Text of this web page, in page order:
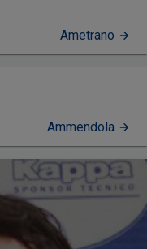
Ametrano
Ammendola